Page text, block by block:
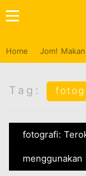
Home Jom! Makan
Tag:
fotografi: